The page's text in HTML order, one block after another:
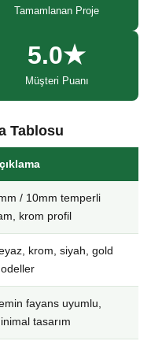
Tamamlanan Proje
5.0★
Müşteri Puanı
Tablosu
/ 10mm temperli
krom profil
krom, siyah, gold
fayans uyumlu,
tasarım